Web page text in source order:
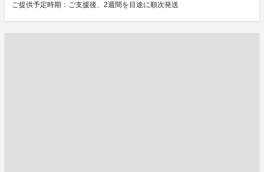
ご提供予定時期：ご支援後、2週間を目途に順次発送